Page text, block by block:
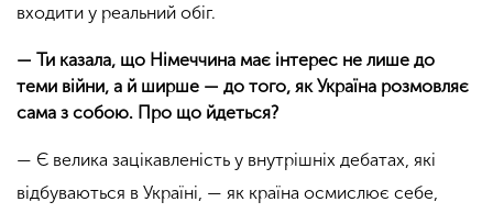
входити у реальний обіг.
— Ти казала, що Німеччина має інтерес не лише до
теми війни, а й ширше — до того, як Україна розмовляє
сама з собою. Про що йдеться?
— Є велика зацікавленість у внутрішніх дебатах, які
відбуваються в Україні, — як країна осмислює себе,